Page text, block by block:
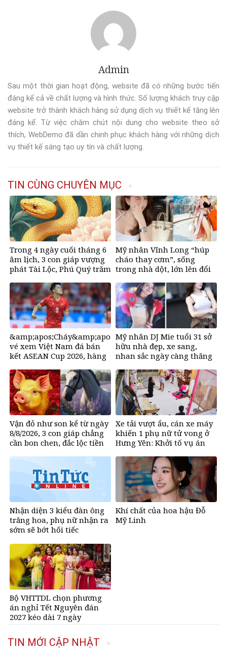
Admin
Sau một thời gian hoạt động, website đã có những bước tiến
đáng kể cả về chất lượng và hình thức. Số lượng khách truy cập
website trở thành khách hàng sử dụng dịch vụ thiết kế tăng lên
đáng kể. Từ việc chăm chút nội dung cho website theo sở
thích, WebDemo đã dần chinh phục khách hàng với những dịch
vụ thiết kế sáng tạo uy tín và chất lượng.
TIN CÙNG CHUYÊN MỤC
Trong 4 ngày cuối tháng 6
âm lịch, 3 con giáp vượng
phát Tài Lộc, Phú Quý trăm
Hoàng, ôm trọn cơ ngơi đồ
sộ
Mỹ nhân Vĩnh Long “húp
cháo thay cơm”, sống
trong nhà dột, lớn lên đổi
50 tỷ đồng
&amp;apos;Cháy&amp;apos;
vé xem Việt Nam đá bán
kết ASEAN Cup 2026, hàng
Mỹ nhân DJ Mie tuổi 31 sở
hữu nhà đẹp, xe sang,
nhan sắc ngày càng thăng
Vận đỏ như son kể từ ngày
8/8/2026, 3 con giáp chẳng
cần bon chen, đắc lộc tiền
hương đổi đời
Xe tải vượt ẩu, cán xe máy
khiến 1 phụ nữ tử vong ở
Hưng Yên: Khởi tố vụ án
Nhận diện 3 kiểu đàn ông
trăng hoa, phụ nữ nhận ra
sớm sẽ bớt hối tiếc
Khí chất của hoa hậu Đỗ
Mỹ Linh
Bộ VHTTDL chọn phương
án nghỉ Tết Nguyên đán
2027 kéo dài 7 ngày
TIN MỚI CẬP NHẬT